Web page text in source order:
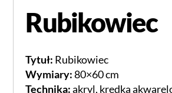
Rubikowiec
Tytuł: Rubikowiec
Wymiary:80×60 cm
Technika:akryl, kredka